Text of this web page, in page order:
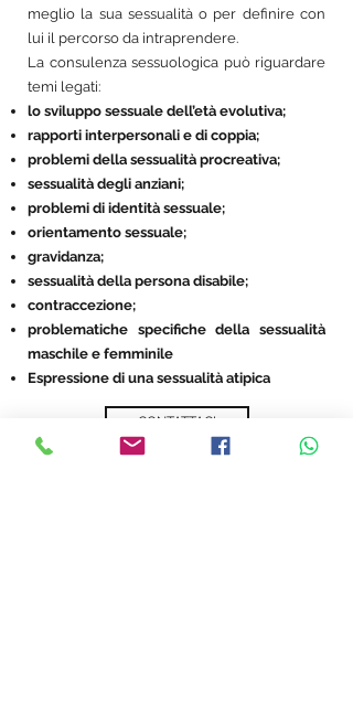
meglio la sua sessualità o per definire con
lui il percorso da intraprendere.
La consulenza sessuologica può riguardare
temi legati:
lo sviluppo sessuale dell’età evolutiva;
rapporti interpersonali e di coppia;
problemi della sessualità procreativa;
sessualità degli anziani;
problemi di identità sessuale;
orientamento sessuale;
gravidanza;
sessualità della persona disabile;
contraccezione;
problematiche specifiche della sessualità
maschile e femminile
Espressione di una sessualità atipica
CONTATTACI